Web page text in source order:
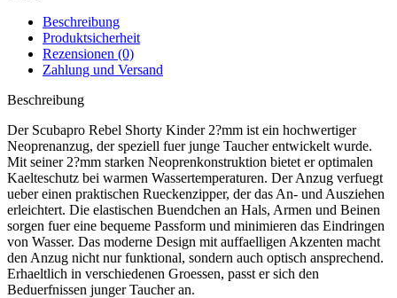
Beschreibung
Produktsicherheit
Rezensionen (0)
Zahlung und Versand
Beschreibung
Der Scubapro Rebel Shorty Kinder 2?mm ist ein hochwertiger
Neoprenanzug, der speziell fuer junge Taucher entwickelt wurde.
Mit seiner 2?mm starken Neoprenkonstruktion bietet er optimalen
Kaelteschutz bei warmen Wassertemperaturen. Der Anzug verfuegt
ueber einen praktischen Rueckenzipper, der das An- und Ausziehen
erleichtert. Die elastischen Buendchen an Hals, Armen und Beinen
sorgen fuer eine bequeme Passform und minimieren das Eindringen
von Wasser. Das moderne Design mit auffaelligen Akzenten macht
den Anzug nicht nur funktional, sondern auch optisch ansprechend.
Erhaeltlich in verschiedenen Groessen, passt er sich den
Beduerfnissen junger Taucher an.